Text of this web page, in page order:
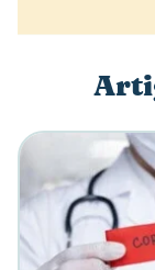
Escreva a